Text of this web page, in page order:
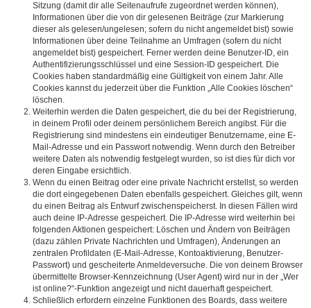
Sitzung (damit dir alle Seitenaufrufe zugeordnet werden können),
Informationen über die von dir gelesenen Beiträge (zur Markierung
dieser als gelesen/ungelesen; sofern du nicht angemeldet bist) sowie
Informationen über deine Teilnahme an Umfragen (sofern du nicht
angemeldet bist) gespeichert. Ferner werden deine Benutzer-ID, ein
Authentifizierungsschlüssel und eine Session-ID gespeichert. Die
Cookies haben standardmäßig eine Gültigkeit von einem Jahr. Alle
Cookies kannst du jederzeit über die Funktion „Alle Cookies löschen“
löschen.
Weiterhin werden die Daten gespeichert, die du bei der Registrierung,
in deinem Profil oder deinem persönlichem Bereich angibst. Für die
Registrierung sind mindestens ein eindeutiger Benutzername, eine E-
Mail-Adresse und ein Passwort notwendig. Wenn durch den Betreiber
weitere Daten als notwendig festgelegt wurden, so ist dies für dich vor
deren Eingabe ersichtlich.
Wenn du einen Beitrag oder eine private Nachricht erstellst, so werden
die dort eingegebenen Daten ebenfalls gespeichert. Gleiches gilt, wenn
du einen Beitrag als Entwurf zwischenspeicherst. In diesen Fällen wird
auch deine IP-Adresse gespeichert. Die IP-Adresse wird weiterhin bei
folgenden Aktionen gespeichert: Löschen und Ändern von Beiträgen
(dazu zählen Private Nachrichten und Umfragen), Änderungen an
zentralen Profildaten (E-Mail-Adresse, Kontoaktivierung, Benutzer-
Passwort) und gescheiterte Anmeldeversuche. Die von deinem Browser
übermittelte Browser-Kennzeichnung (User Agent) wird nur in der „Wer
ist online?“-Funktion angezeigt und nicht dauerhaft gespeichert.
Schließlich erfordern einzelne Funktionen des Boards, dass weitere